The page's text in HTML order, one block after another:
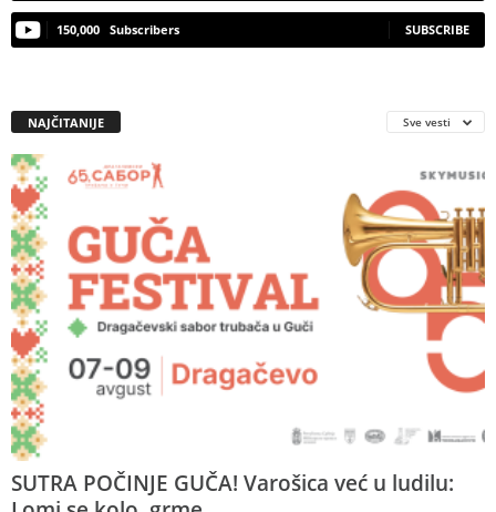
150,000 Subscribers SUBSCRIBE
NAJČITANIJE Sve vesti
SUTRA POČINJE GUČA! Varošica već u ludilu: